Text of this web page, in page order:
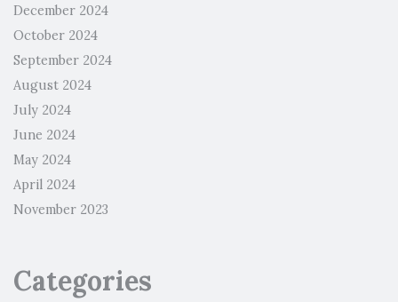
December 2024
October 2024
September 2024
August 2024
July 2024
June 2024
May 2024
April 2024
November 2023
Categories